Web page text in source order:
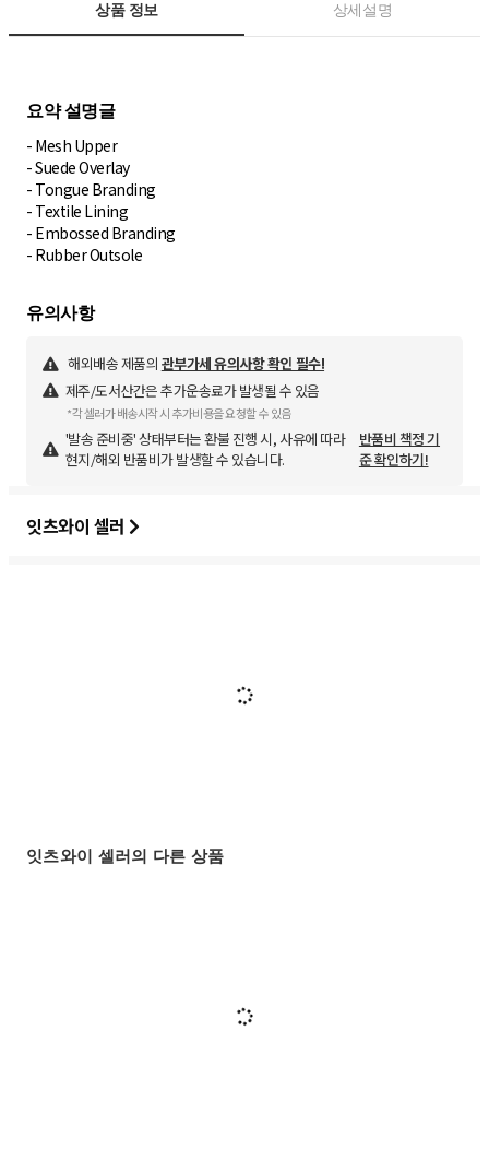
상품 정보 상세설명
요약 설명글
- Mesh Upper
- Suede Overlay
- Tongue Branding
- Textile Lining
- Embossed Branding
- Rubber Outsole
유의사항
해외배송 제품의 관부가세 유의사항 확인 필수!
제주/도서산간은 추가운송료가 발생될 수 있음
*각 셀러가 배송시작 시 추가비용을 요청할 수 있음
'발송 준비중' 상태부터는 환불 진행 시, 사유에 따라
현지/해외 반품비가 발생할 수 있습니다.
반품비 책정 기
준 확인하기!
잇츠와이 셀러
잇츠와이 셀러의 다른 상품